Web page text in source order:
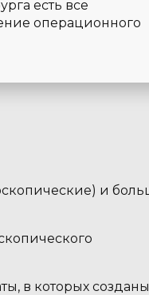
есть все
операционного
и
в которых